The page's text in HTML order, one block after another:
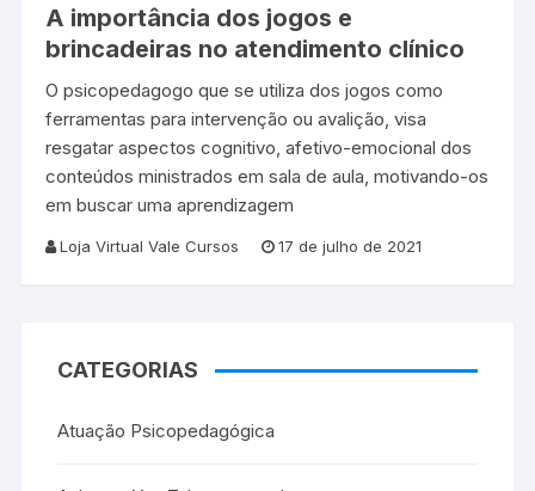
A importância dos jogos e
brincadeiras no atendimento clínico
O psicopedagogo que se utiliza dos jogos como
ferramentas para intervenção ou avalição, visa
resgatar aspectos cognitivo, afetivo-emocional dos
conteúdos ministrados em sala de aula, motivando-os
em buscar uma aprendizagem
Loja Virtual Vale Cursos 17 de julho de 2021
CATEGORIAS
Atuação Psicopedagógica